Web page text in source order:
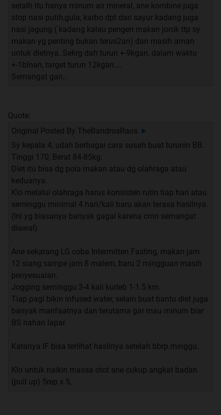
setalh itu hanya minum air mineral, ane kombine juga
stop nasi putih,gula, karbo dpt dari sayur kadang juga
nasi jagung ( kadang kalau pengen makan jorok ttp sy
makan yg penting bukan terus2an) dan masih aman
untuk dietnya..Sekrg dah turun +-9kgan, dalam waktu
+-1blnan, target turun 12kgan....
Semangat gan..
Quote:
Original Posted By TheBandrosRaos ►
Sy kepala 4, udah berbagai cara susah buat turunin BB.
Tinggi 170, Berat 84-85kg.
Diet itu bisa dg pola makan atau dg olahraga atau
keduanya.
Klo melalui olahraga harus konsisten rutin tiap hari atau
seminggu minimal 4 hari/kali baru akan terasa hasilnya.
(Ini yg biasanya banyak gagal karena cmn semangat
diawal)
Ane sekarang LG coba Intermitten Fasting, makan jam
12 siang sampe jam 8 malem, baru 2 mingguan masih
penyesuaian.
Jogging seminggu 3-4 kali kurleb 1-1.5 km.
Tiap pagi bikin infused water, selain buat bantu diet juga
banyak manfaatnya dan terutama gar mau minum biar
BS nahan lapar.
Katanya IF bisa terlihat hasilnya setelah bbrp.minggu.
Klo untuk naikin massa otot ane cukup angkat badan
(pull up) 5rep x 5,